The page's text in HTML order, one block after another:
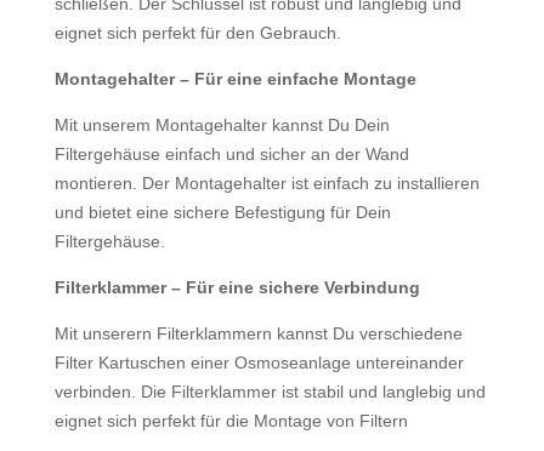
eignet sich perfekt für den Gebrauch.
Montagehalter – Für eine einfache Montage
Mit unserem Montagehalter kannst Du Dein
Filtergehäuse einfach und sicher an der Wand
montieren. Der Montagehalter ist einfach zu installieren
und bietet eine sichere Befestigung für Dein
Filtergehäuse.
Filterklammer – Für eine sichere Verbindung
Mit unserern Filterklammern kannst Du verschiedene
Filter Kartuschen einer Osmoseanlage untereinander
verbinden. Die Filterklammer ist stabil und langlebig und
eignet sich perfekt für die Montage von Filtern